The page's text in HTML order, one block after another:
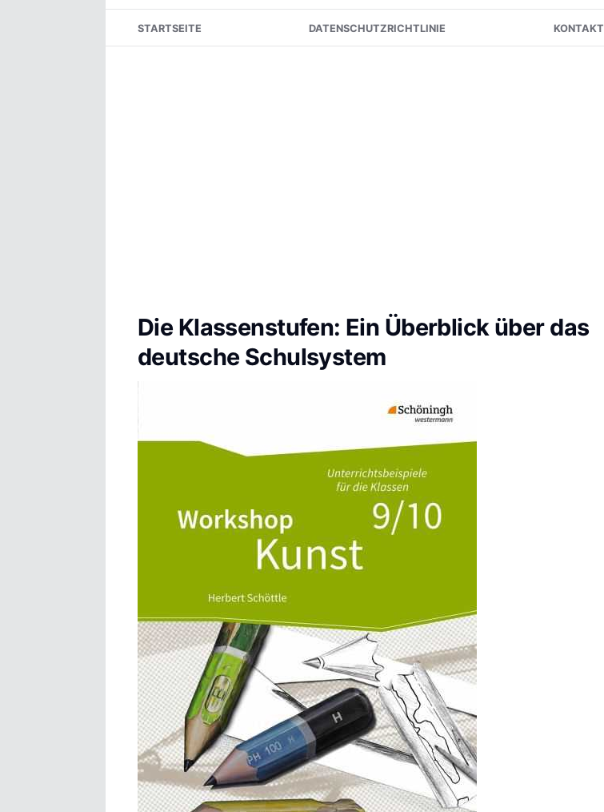
to
STARTSEITE DATENSCHUTZRICHTLINIE KONTAKT
Die Klassenstufen: Ein Überblick über das
deutsche Schulsystem